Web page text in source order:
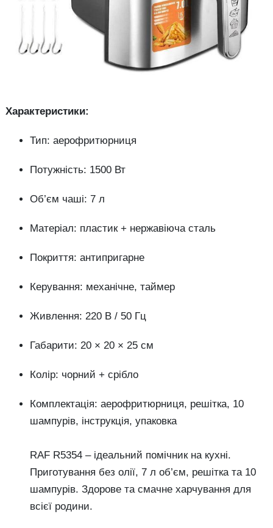
Характеристики:
Тип: аерофритюрниця
Потужність: 1500 Вт
Об’єм чаші: 7 л
Матеріал: пластик + нержавіюча сталь
Покриття: антипригарне
Керування: механічне, таймер
Живлення: 220 В / 50 Гц
Габарити: 20 × 20 × 25 см
Колір: чорний + срібло
Комплектація: аерофритюрниця, решітка, 10
шампурів, інструкція, упаковка
RAF R5354 – ідеальний помічник на кухні.
Приготування без олії, 7 л об’єм, решітка та 10
шампурів. Здорове та смачне харчування для
всієї родини.